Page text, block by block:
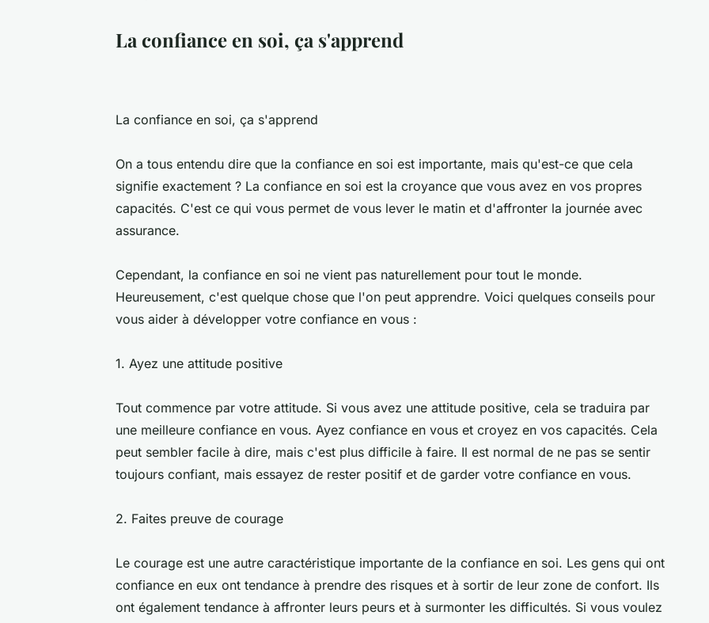
La confiance en soi, ça s'apprend
La confiance en soi, ça s'apprend
On a tous entendu dire que la confiance en soi est importante, mais qu'est-ce que cela
signifie exactement ? La confiance en soi est la croyance que vous avez en vos propres
capacités. C'est ce qui vous permet de vous lever le matin et d'affronter la journée avec
assurance.
Cependant, la confiance en soi ne vient pas naturellement pour tout le monde.
Heureusement, c'est quelque chose que l'on peut apprendre. Voici quelques conseils pour
vous aider à développer votre confiance en vous :
1. Ayez une attitude positive
Tout commence par votre attitude. Si vous avez une attitude positive, cela se traduira par
une meilleure confiance en vous. Ayez confiance en vous et croyez en vos capacités. Cela
peut sembler facile à dire, mais c'est plus difficile à faire. Il est normal de ne pas se sentir
toujours confiant, mais essayez de rester positif et de garder votre confiance en vous.
2. Faites preuve de courage
Le courage est une autre caractéristique importante de la confiance en soi. Les gens qui ont
confiance en eux ont tendance à prendre des risques et à sortir de leur zone de confort. Ils
ont également tendance à affronter leurs peurs et à surmonter les difficultés. Si vous voulez